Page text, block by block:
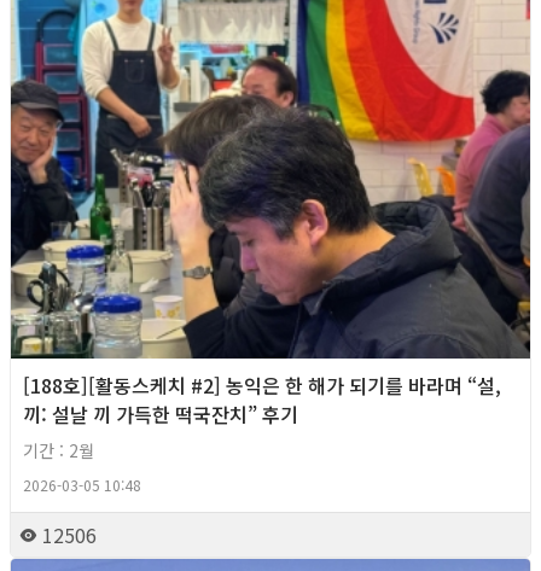
[188호][활동스케치 #2] 농익은 한 해가 되기를 바라며 “설,
끼: 설날 끼 가득한 떡국잔치” 후기
기간 : 2월
2026-03-05 10:48
12506